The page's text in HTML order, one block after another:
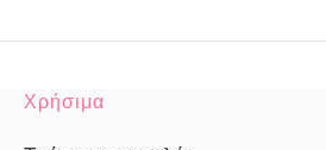
Χρήσιμα